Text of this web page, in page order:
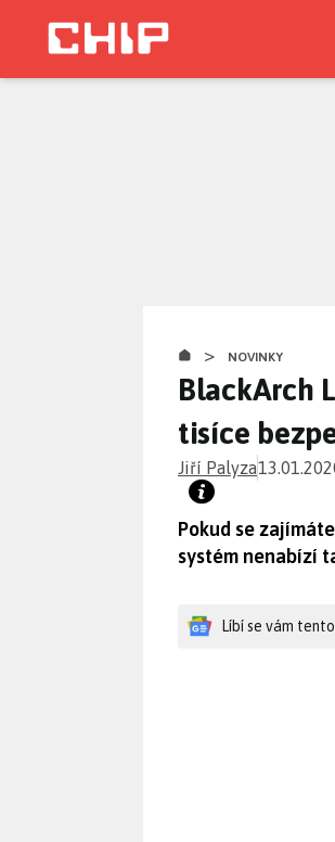
> NOVINKY
BlackArch
tisíce
Jiří Palyza
Pokud se
systém nenabízí
Líbí se vám